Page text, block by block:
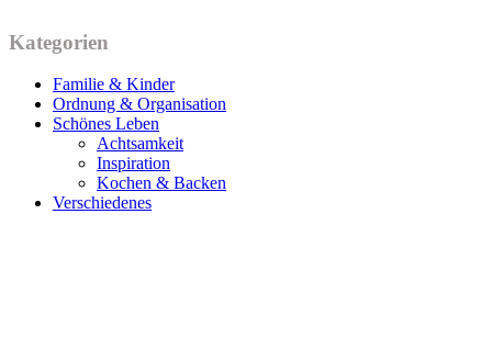
Kategorien
Familie & Kinder
Ordnung & Organisation
Schönes Leben
Achtsamkeit
Inspiration
Kochen & Backen
Verschiedenes